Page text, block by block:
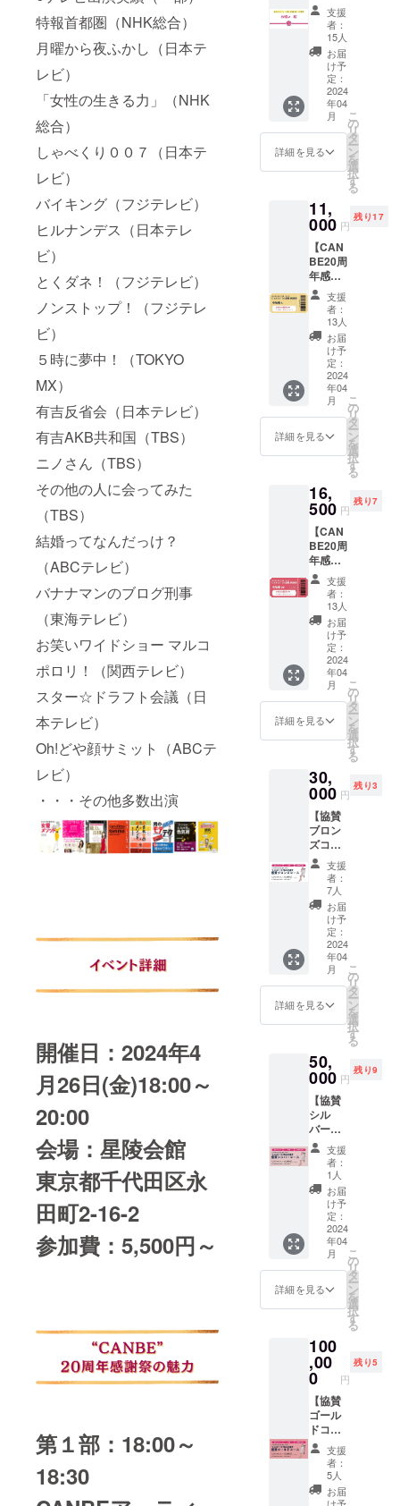
特報首都圏（NHK総合）
月曜から夜ふかし（日本テ
レビ）
「女性の生きる力」（NHK
総合）
しゃべくり００７（日本テ
レビ）
バイキング（フジテレビ）
ヒルナンデス（日本テレ
ビ）
とくダネ！（フジテレビ）
ノンストップ！（フジテレ
ビ）
５時に夢中！（TOKYO
MX）
有吉反省会（日本テレビ）
有吉AKB共和国（TBS）
ニノさん（TBS）
その他の人に会ってみた
（TBS）
結婚ってなんだっけ？
（ABCテレビ）
バナナマンのブログ刑事
（東海テレビ）
お笑いワイドショー マルコ
ポロリ！（関西テレビ）
スター☆ドラフト会議（日
本テレビ）
Oh!どや顔サミット（ABCテ
レビ）
・・・その他多数出演
開催日：2024年4
月26日(金)18:00～
20:00
会場：星陵会館
東京都千代田区永
田町2-16-2
参加費：5,500円～
第１部：18:00～
18:30
ング入
門(収録
時間：
17分) -
男磨
き・モ
テテク
講座(収
録時
分) -
ヴィ
クリエ
イト(収
録時
間：14
分) -
「メ
ディア
にモテ
る文化
人にな
るに
は」by
鶴間政
行✕お
かざき
なな
(収録時
間：10
分) -東
と腟ケ
ア基礎
講座 by
船水隆
広(収録
時間：
39分)
れから
の時代
を輝い
て生き
る５つ
のヒン
ト(収録
時間：
15分) -
ジュア
ル・ト
門(収録
時間：
17分) -
男磨
き・モ
テテク
講座(収
録時
間：27
分) -
ヴィ
ジョン
クリエ
イト(収
録時
分) -
「メ
にモテ
る文化
人にな
るに
は」by
鶴間政
行✕お
かざき
なな
(収録時
間：10
洋医学
と腟ケ
ア基礎
講座 by
船水隆
広(収録
時間：
世界最
高の
フェム
テッ
ク」
（ダウ
ンロー
ドURL
をメー
付）
20周年
感謝祭
参加
権 ・
お礼
メッ
セージ
メール
・PDF
教材(44
ペー
まない
のラビ
リンス
／ギリ
ギリな
私たち
の明る
い生き
方」
（ダウ
ンロー
ドURL
をメー
ル送
付）
視聴方
法を記
載しま
す。 ・
動画教
材／東
洋医学
と膣ケ
ア基礎
講座
（船水
39分
間 提
供方
法：
メール
に専用
視聴
ページ
URL、
視聴方
法を記
載しま
す。 ・
膣ケア
のテキ
スト教
メール
にURL
を記載
しま
す。 ・
ラ
ビュー
ティオ
イル
（定価
¥8,800
税込）
／郵送
しま
す。 ク
ン限定
先行予
が新た
に始め
るCQ事
業 第一
弾とし
て フェ
ムケア
動画講
座をリ
リー
ス！ 今
までに
ない東
洋的ア
プロー
格的な
フェム
性特有
のデリ
ケート
なお悩
みを持
つセル
フケア
はもち
ろん、
セラピ
ストや
ヨガ講
師の方
は、お
客様へ
バイス
にも役
識と技
術にな
りま
す。 定
価
¥33,000
（税
込）の
ところ
先行予
約販売
価格
ス】※郵
送はさ
れませ
ん。※提
供方
法：
メール
にURL
を記載
しま
す。 イ
ベント
への参
きない
けど...
応援し
たい！
フェム
ケアに
興味が
ある！
20周年
のお祝
いがし
たい！
そんな
あなた
へ お祝
いチ
ケット
・お礼
メッ
セージ
・PDF
教材 -
マスメ
ディア
を使っ
たブラ
ンディ
ング戦
略」by
おかざ
きなな
PDF -男
磨き失
敗しな
も仕事
も手に
いれる
女性の
成功法
則PDF
・お好
きな動
画3本！
（※提供
方法：
メール
にURL
を記載
しま
愛と美
生と性
ビュー
ティ特
別編）
(収録時
間：17
分) -こ
れから
の時代
を輝い
て生き
る５つ
のヒン
ト(収録
時間：
15分) -
ジュア
ル・ト
門(収録
時間：
17分) -
男磨
き・モ
テテク
講座(収
録時
間：27
ヴィ
支援
者：
15人
お届
け予
定：
2024
年04
月
詳細を見る
こ
の
リ
タ
ー
ン
を
選
択
す
る
11,
000 円
残り17
【CAN
BE20周
年感謝
祭 参加
権 A】
※郵送は
されま
せん。※
動画と
PDF提
供方
法：
メール
にURL
を記載
しま
当日受
付のリ
ストに
て対
応。 ※
自由席1
名 ※Aエ
リア
（VIP席
の次に
見やす
いお
席、購
入順に
前方エ
リアが
指定さ
4月26日
(金)18:0
0～
20:00
CANBE
20周年
感謝祭
参加権
・お礼
メッ
セージ
メール
・PDF
教材１
つ（マ
スメ
ディア
ング戦
略」by
おかざ
きなな
PDF /男
磨き失
敗しな
い彼女
選び
PDF /恋
も仕事
も手に
いれる
女性の
成功法
お好き
な動画2
聴URL
をメー
ル送
付） お
好きな
動画を2
本お選
びくだ
さい
（※提供
方法：
支援
者：
13人
お届
け予
定：
2024
年04
月
詳細を見る
こ
の
リ
タ
ー
ン
を
選
択
す
る
16,
500 円
残り7
【CAN
BE20周
年感謝
祭 参加
権VIP】
※郵送は
されま
せん。※
動画と
PDF提
供方
法：
メール
にURL
を記載
しま
当日受
付のリ
ストに
て対
応。
※VIP席1
名 ・
2024年
4月26日
(金)18:0
20:00
自由席
チケッ
ト1枚
・お礼
メッ
教材１
つ（マ
スメ
ディア
を使っ
たブラ
ンディ
ング戦
略」by
おかざ
きなな
PDF /男
磨き失
敗しな
い彼女
選び
PDF /恋
女性の
成功法
則） ・
お好き
な動画
を3本お
選びく
ださ
い。
（※提供
方法：
支援
者：
13人
お届
け予
定：
2024
年04
月
詳細を見る
こ
の
リ
タ
ー
ン
を
選
択
す
る
30,
000 円
残り3
【協賛
ブロン
ズコー
ス＆
CANBE
20周年
感謝祭
参加権
VIP席】
※郵送は
されま
せん。
※当日受
付のリ
ストに
て対
※VIP席1
名 ・
2024年
4月26日
(金)18:0
0～
20:00
VIP席チ
ケット1
枚 ・お
礼メッ
セージ
メール
・クラ
ファン
ページ
にてご
公式メ
ルマガ
でご紹
介 ・イ
ベント
当日MC
による
ご紹
介、プ
ロジェ
クター
でお名
支援
者：
7人
お届
け予
定：
2024
年04
月
詳細を見る
こ
の
リ
タ
ー
ン
を
選
択
す
る
50,
000 円
残り9
【協賛
シル
バー
コース
＆
CANBE
20周年
感謝祭
参加権
VIP席】
※郵送は
されま
せん。
※当日受
付のリ
ストに
応。
※VIP席1
名 ・
2024年
4月26日
(金)18:0
0～
20:00
VIP席チ
ケット1
枚 ・お
礼メッ
支援
者：
1人
お届
け予
定：
2024
年04
月
詳細を見る
こ
の
リ
タ
ー
ン
を
選
択
す
る
100
,00
0 円
残り5
【協賛
ゴール
ドコー
ス＆
CANBE
20周年
感謝祭
参加権
支援
者：
5人
お届